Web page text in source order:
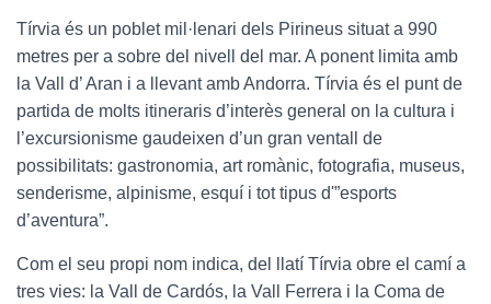
Tírvia és un poblet mil·lenari dels Pirineus situat a 990
metres per a sobre del nivell del mar. A ponent limita amb
la Vall d’ Aran i a llevant amb Andorra. Tírvia és el punt de
partida de molts itineraris d’interès general on la cultura i
l’excursionisme gaudeixen d’un gran ventall de
possibilitats: gastronomia, art romànic, fotografia, museus,
senderisme, alpinisme, esquí i tot tipus d'”esports
d’aventura”.
Com el seu propi nom indica, del llatí Tírvia obre el camí a
tres vies: la Vall de Cardós, la Vall Ferrera i la Coma de